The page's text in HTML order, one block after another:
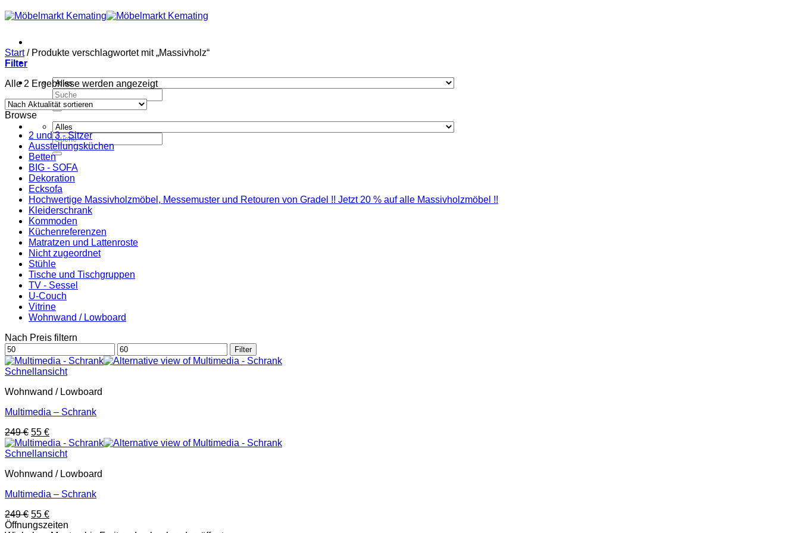
Zum
Inhalt
Suchen
nach:
Suchen
nach:
Start /Produkte verschlagwortet mit „Massivholz“
Filter
Alle 2 Ergebnisse werden angezeigtNach
sortiert
Browse
2 und 3 - Sitzer
Ausstellungsküchen
Betten
BIG - SOFA
Dekoration
Ecksofa
Hochwertige Massivholzmöbel, Messemuster und Retouren von Gradel !! Jetzt 20 % auf alle Massivholzmöbel !!
Kleiderschrank
Kommoden
Küchenreferenzen
Matratzen und Lattenroste
Nicht zugeordnet
Stühle
Tische und Tischgruppen
TV - Sessel
U-Couch
Vitrine
Wohnwand / Lowboard
Nach Preis filtern
Min.
Preis
Max.
Preis
Filter
Schnellansicht
Wohnwand / Lowboard
Multimedia – Schrank
249€ Ursprünglicher
Preis
war:
55 €Aktueller
Preis
ist:
Schnellansicht
Wohnwand / Lowboard
Multimedia – Schrank
249€ Ursprünglicher
Preis
55 €Aktueller
Preis
Öffnungszeiten